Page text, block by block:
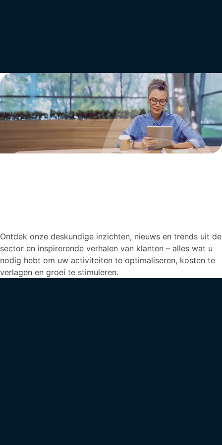
Ontdek onze deskundige inzichten, nieuws en trends uit de
sector en inspirerende verhalen van klanten – alles wat u
nodig hebt om uw activiteiten te optimaliseren, kosten te
verlagen en groei te stimuleren.